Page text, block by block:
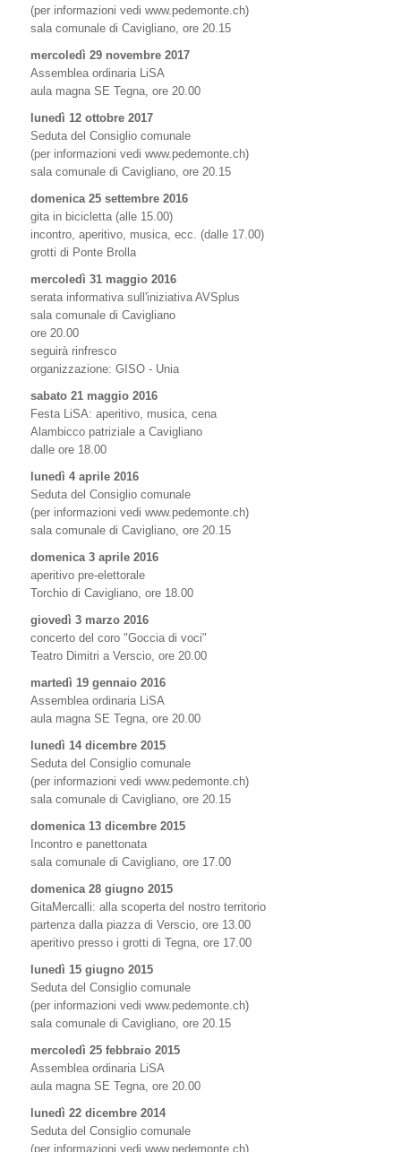
(per informazioni vedi www.pedemonte.ch)
sala comunale di Cavigliano, ore 20.15
mercoledì 29 novembre 2017
Assemblea ordinaria LiSA
aula magna SE Tegna, ore 20.00
lunedì 12 ottobre 2017
Seduta del Consiglio comunale
(per informazioni vedi www.pedemonte.ch)
sala comunale di Cavigliano, ore 20.15
domenica 25 settembre 2016
gita in bicicletta (alle 15.00)
incontro, aperitivo, musica, ecc. (dalle 17.00)
grotti di Ponte Brolla
mercoledì 31 maggio 2016
serata informativa sull'iniziativa AVSplus
sala comunale di Cavigliano
ore 20.00
seguirà rinfresco
organizzazione: GISO - Unia
sabato 21 maggio 2016
Festa LiSA: aperitivo, musica, cena
Alambicco patriziale a Cavigliano
dalle ore 18.00
lunedì 4 aprile 2016
Seduta del Consiglio comunale
(per informazioni vedi www.pedemonte.ch)
sala comunale di Cavigliano, ore 20.15
domenica 3 aprile 2016
aperitivo pre-elettorale
Torchio di Cavigliano, ore 18.00
giovedì 3 marzo 2016
concerto del coro "Goccia di voci"
Teatro Dimitri a Verscio, ore 20.00
martedì 19 gennaio 2016
Assemblea ordinaria LiSA
aula magna SE Tegna, ore 20.00
lunedì 14 dicembre 2015
Seduta del Consiglio comunale
(per informazioni vedi www.pedemonte.ch)
sala comunale di Cavigliano, ore 20.15
domenica 13 dicembre 2015
Incontro e panettonata
sala comunale di Cavigliano, ore 17.00
domenica 28 giugno 2015
GitaMercalli: alla scoperta del nostro territorio
partenza dalla piazza di Verscio, ore 13.00
aperitivo presso i grotti di Tegna, ore 17.00
lunedì 15 giugno 2015
Seduta del Consiglio comunale
(per informazioni vedi www.pedemonte.ch)
sala comunale di Cavigliano, ore 20.15
mercoledì 25 febbraio 2015
Assemblea ordinaria LiSA
aula magna SE Tegna, ore 20.00
lunedì 22 dicembre 2014
Seduta del Consiglio comunale
(per informazioni vedi www.pedemonte.ch)